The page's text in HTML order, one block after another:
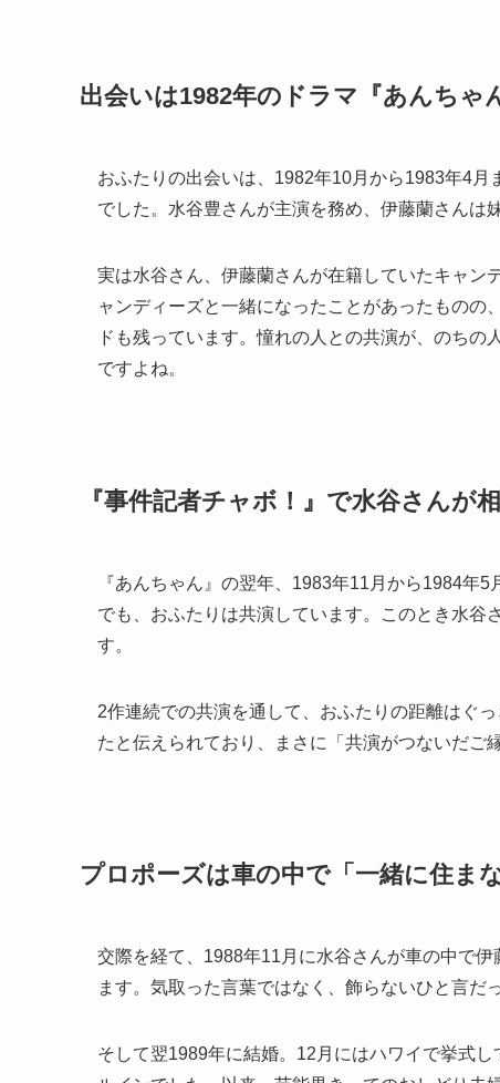
出会いは1982年のドラマ『あんちゃ
おふたりの出会いは、1982年10月から1983年4
でした。水谷豊さんが主演を務め、伊藤蘭さんは
実は水谷さん、伊藤蘭さんが在籍していたキャン
ャンディーズと一緒になったことがあったものの
ドも残っています。憧れの人との共演が、のち
ですよね。
『事件記者チャボ！』で水谷さんが
『あんちゃん』の翌年、1983年11月から1984年
でも、おふたりは共演しています。このとき水谷
す。
2作連続での共演を通して、おふたりの距離はぐ
たと伝えられており、まさに「共演がつないだご
プロポーズは車の中で「一緒に住まな
交際を経て、1988年11月に水谷さんが車の中で
ます。気取った言葉ではなく、飾らないひと言だ
そして翌1989年に結婚。12月にはハワイで挙式